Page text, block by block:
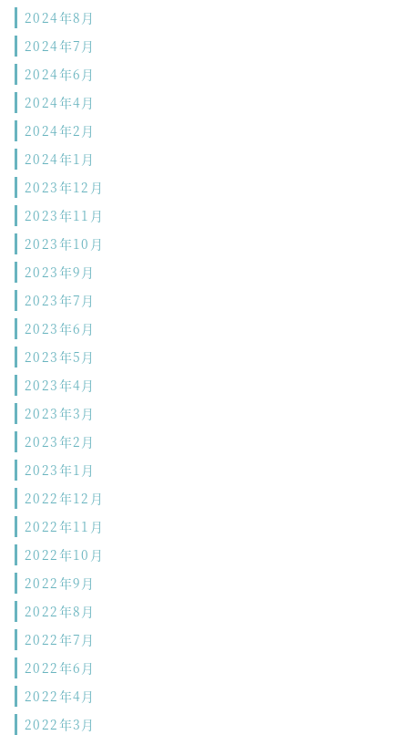
2024年8月
2024年7月
2024年6月
2024年4月
2024年2月
2024年1月
2023年12月
2023年11月
2023年10月
2023年9月
2023年7月
2023年6月
2023年5月
2023年4月
2023年3月
2023年2月
2023年1月
2022年12月
2022年11月
2022年10月
2022年9月
2022年8月
2022年7月
2022年6月
2022年4月
2022年3月